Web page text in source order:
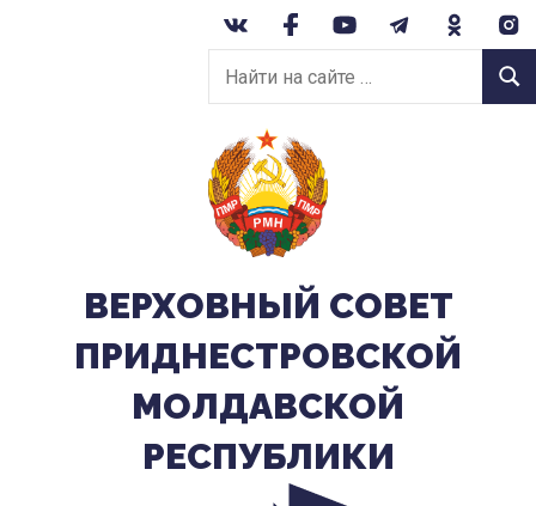
Найти
на
сайте:
ВЕРХОВНЫЙ CОВЕТ
ПРИДНЕСТРОВСКОЙ
МОЛДАВСКОЙ
РЕСПУБЛИКИ